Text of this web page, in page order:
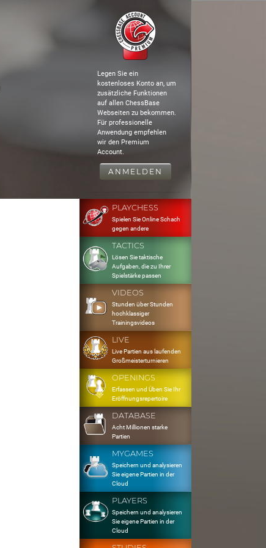
Legen Sie ein
kostenloses Konto an, um
zusätzliche Funktionen
auf allen ChessBase
Webseiten zu bekommen.
Für professionelle
Anwendung empfehlen
wir den Premium
Account.
ANMELDEN
PLAYCHESS
Spielen Sie Online Schach
gegen andere
TACTICS
Lösen Sie taktische
Aufgaben, die zu Ihrer
Spielstärke passen
VIDEOS
Stunden über Stunden
hochklassiger
Trainingsvideos
LIVE
Live Partien aus laufenden
Großmeisterturnieren
OPENINGS
Erfassen und Üben Sie Ihr
Eröffnungsrepertoire
DATABASE
Acht Millionen starke
Partien
MYGAMES
Speichern und analysieren
Sie eigene Partien in der
Cloud
PLAYERS
Speichern und analysieren
Sie eigene Partien in der
Cloud